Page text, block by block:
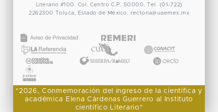
Literario #100. Col. Centro C.P. 50000. Tel. (01-722)
2262300 Toluca, Estado de México. rectoria@uaemex.mx
"2026, Conmemoración del ingreso de la científica y
académica Elena Cárdenas Guerrero al Instituto
científico Literario"